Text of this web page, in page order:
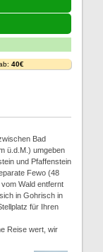
40€
Bad
ü.d.M.) umgeben
und Pfaffenstein
Fewo (48
Wald entfernt
in Gohrisch in
für Ihren
Reise wert, wir